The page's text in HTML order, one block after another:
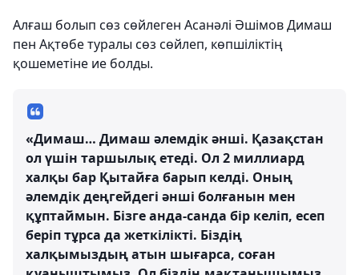
Алғаш болып сөз сөйлеген Асанәлі Әшімов Димаш
пен Ақтөбе туралы сөз сөйлеп, көпшіліктің
қошеметіне ие болды.
«Димаш… Димаш әлемдік әнші. Қазақстан
ол үшін таршылық етеді. Ол 2 миллиард
халқы бар Қытайға барып келді. Оның
әлемдік деңгейдегі әнші болғанын мен
құптаймын. Бізге анда-санда бір келіп, есеп
беріп тұрса да жеткілікті. Біздің
халқымыздың атын шығарса, соған